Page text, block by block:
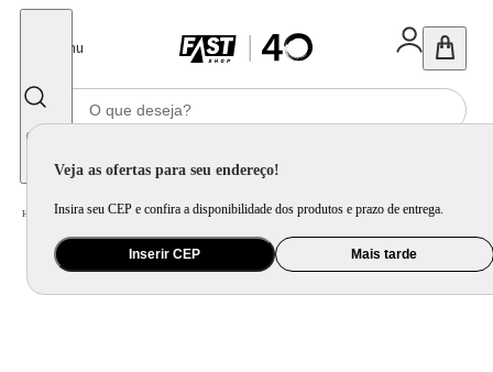
Menu
Veja as ofertas para seu endereço!
Insira seu CEP e confira a disponibilidade dos produtos e prazo de entrega.
Inserir CEP Mais tarde
Home Móveis e Decoração / Decoração / Espelho / Espelho Funcional Hook Branco Com Alça Corino 60x40 cm Oval